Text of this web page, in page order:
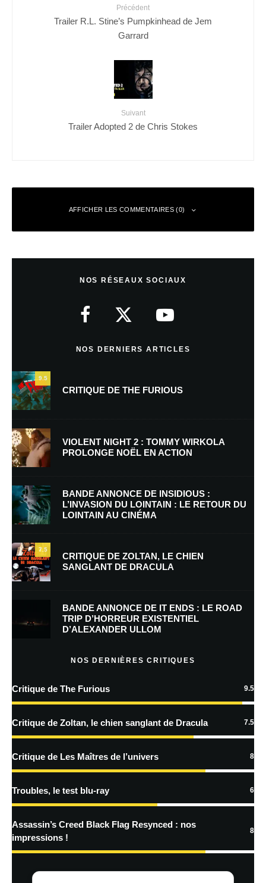
Précédent
Trailer R.L. Stine’s Pumpkinhead de Jem
Garrard
Suivant
Trailer Adopted 2 de Chris Stokes
AFFICHER LES COMMENTAIRES (0)
Nom*
E-mail* Site web
Enregistrer mon nom, mon e-mail et mon site dans le navigateur pour
mon prochain commentaire.
Prévenez-moi de tous les nouveaux commentaires par e-mail.
En savoir
traitées
NOS RÉSEAUX SOCIAUX
NOS DERNIERS ARTICLES
9.5
CRITIQUE DE THE FURIOUS
VIOLENT NIGHT 2 : TOMMY WIRKOLA
PROLONGE NOËL EN ACTION
BANDE ANNONCE DE INSIDIOUS :
L’INVASION DU LOINTAIN : LE RETOUR DU
LOINTAIN AU CINÉMA
7.5
CRITIQUE DE ZOLTAN, LE CHIEN
SANGLANT DE DRACULA
BANDE ANNONCE DE IT ENDS : LE ROAD
TRIP D’HORREUR EXISTENTIEL
D’ALEXANDER ULLOM
NOS DERNIÈRES CRITIQUES
Critique de The Furious 9.5
Critique de Zoltan, le chien sanglant de Dracula 7.5
Critique de Les Maîtres de l’univers 8
Troubles, le test blu-ray 6
Assassin’s Creed Black Flag Resynced : nos
impressions !
8